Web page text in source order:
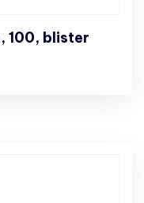
100, blister